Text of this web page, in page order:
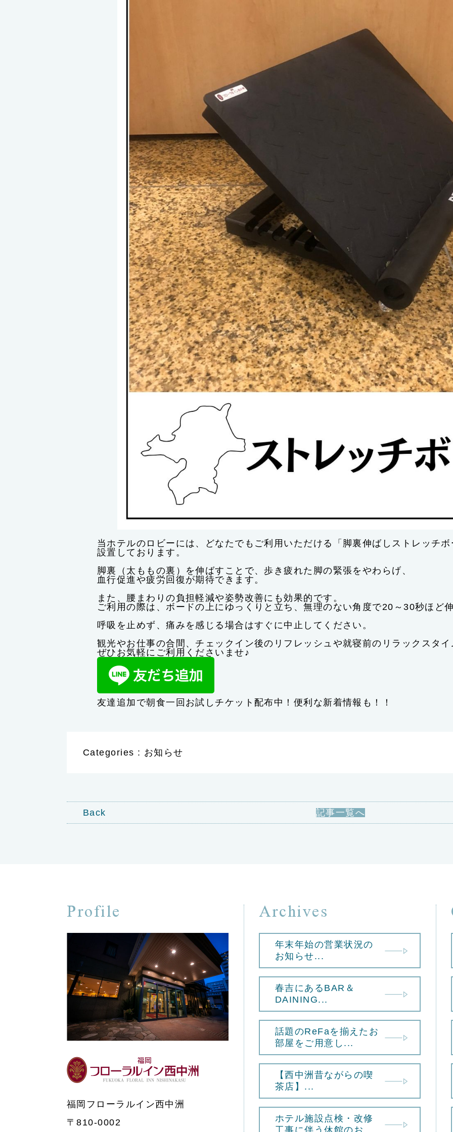
当ホテルのロビーには、どなたでもご利用いただける「脚裏伸ばしストレッチ
設置しております。
脚裏（太ももの裏）を伸ばすことで、歩き疲れた脚の緊張をやわらげ、
血行促進や疲労回復が期待できます。
また、腰まわりの負担軽減や姿勢改善にも効果的です。
ご利用の際は、ボードの上にゆっくりと立ち、無理のない角度で20～30秒ほど
呼吸を止めず、痛みを感じる場合はすぐに中止してください。
観光やお仕事の合間、チェックイン後のリフレッシュや就寝前のリラックスタ
ぜひお気軽にご利用くださいませ♪
友達追加で朝食一回お試しチケット配布中！便利な新着情報も！！
Categories : お知らせ
Back 記事一覧へ
Profile
福岡フローラルイン西中洲
〒810-0002
Archives
年末年始の営業状況の
お知らせ...
春吉にあるBAR＆
DAINING...
話題のReFaを揃えたお
部屋をご用意し...
【西中洲昔ながらの喫
茶店】...
ホテル施設点検・改修
工事に伴う休館のお...